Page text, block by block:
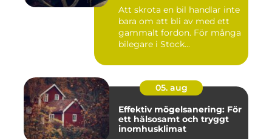
Att skrota en bil handlar inte
bara om att bli av med ett
gammalt fordon. För många
bilegare i Stock...
05. aug
Effektiv mögelsanering: För
ett hälsosamt och tryggt
inomhusklimat